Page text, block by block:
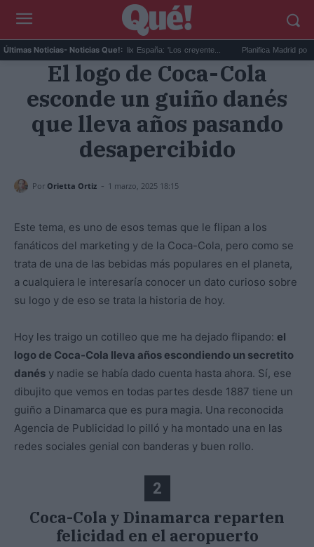
Últimas Noticias- Noticias Que!:
Este es el top 10 de Netflix España: 'Los creyente... Planifica Madrid pone a
El logo de Coca-Cola
esconde un guiño danés
que lleva años pasando
desapercibido
Por Orietta Ortiz - 1 marzo, 2025 18:15
Este tema, es uno de esos temas que le flipan a los
fanáticos del marketing y de la Coca-Cola, pero como se
trata de una de las bebidas más populares en el planeta,
a cualquiera le interesaría conocer un dato curioso sobre
su logo y de eso se trata la historia de hoy.
Hoy les traigo un cotilleo que me ha dejado flipando: el
logo de Coca-Cola lleva años escondiendo un secretito
danés y nadie se había dado cuenta hasta ahora. Sí, ese
dibujito que vemos en todas partes desde 1887 tiene un
guiño a Dinamarca que es pura magia. Una reconocida
Agencia de Publicidad lo pilló y ha montado una en las
redes sociales genial con banderas y buen rollo.
2
Coca-Cola y Dinamarca reparten
felicidad en el aeropuerto